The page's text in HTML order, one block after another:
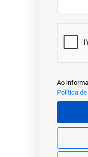
Ao
Política